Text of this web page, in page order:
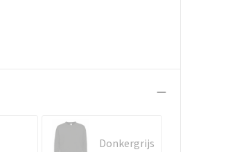
Donkergrijs